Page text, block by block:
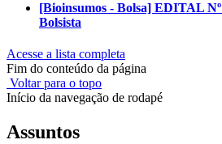
[Bioinsumos - Bolsa] EDITAL Nº
Bolsista
Acesse a lista completa
Fim do conteúdo da página
Voltar para o topo
Início da navegação de rodapé
Assuntos